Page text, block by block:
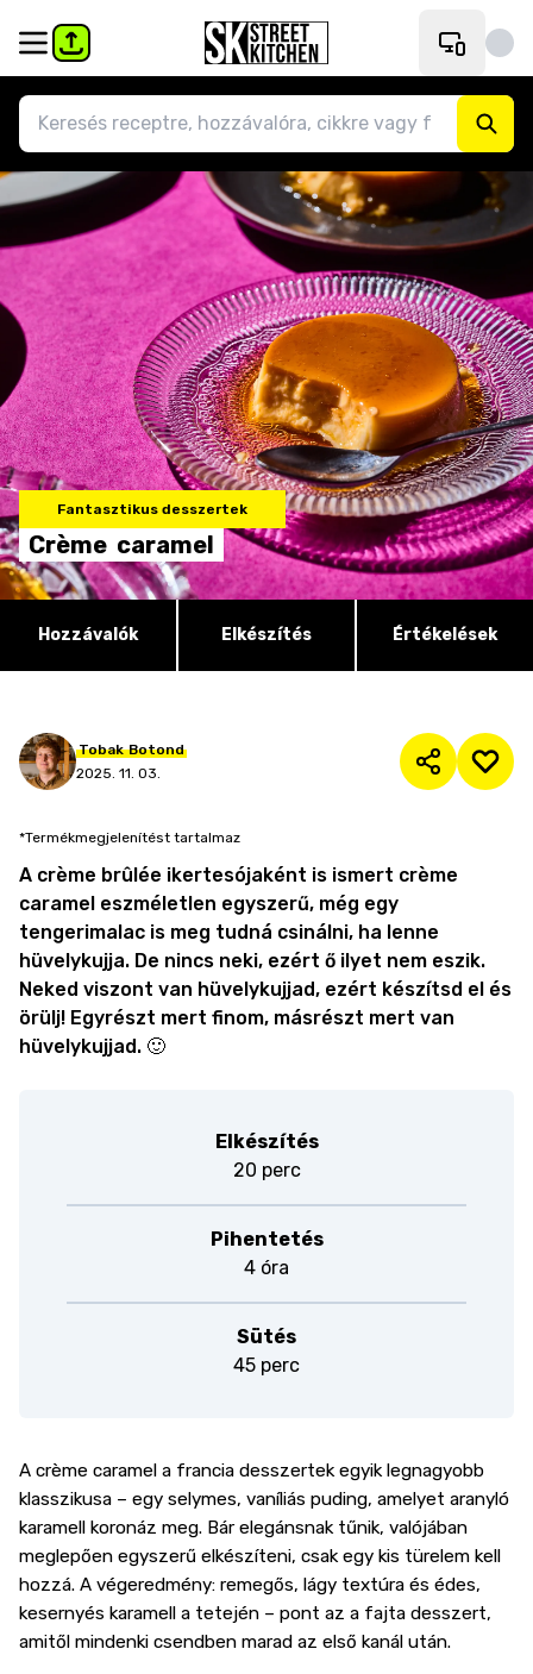
Fantasztikus desszertek
Crème caramel
Hozzávalók Elkészítés Értékelések
Tobak Botond
2025. 11. 03.
*Termékmegjelenítést tartalmaz
A crème brûlée ikertesójaként is ismert crème
caramel eszméletlen egyszerű, még egy
tengerimalac is meg tudná csinálni, ha lenne
hüvelykujja. De nincs neki, ezért ő ilyet nem eszik.
Neked viszont van hüvelykujjad, ezért készítsd el és
örülj! Egyrészt mert finom, másrészt mert van
hüvelykujjad. 🙂
Elkészítés
20 perc
Pihentetés
4 óra
Sütés
45 perc
A crème caramel a francia desszertek egyik legnagyobb
klasszikusa – egy selymes, vaníliás puding, amelyet aranyló
karamell koronáz meg. Bár elegánsnak tűnik, valójában
meglepően egyszerű elkészíteni, csak egy kis türelem kell
hozzá. A végeredmény: remegős, lágy textúra és édes,
kesernyés karamell a tetején – pont az a fajta desszert,
amitől mindenki csendben marad az első kanál után.